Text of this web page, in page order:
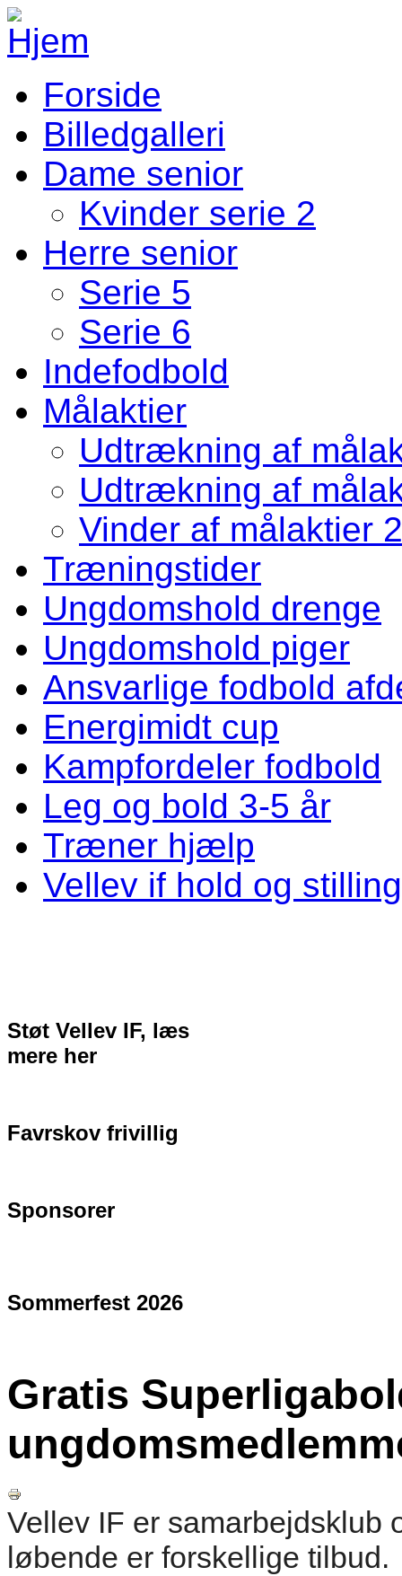
Gå til hovedindhold
Fodbold Menu
Forside
Billedgalleri
Dame senior
Kvinder serie 2
Herre senior
Serie 5
Serie 6
Indefodbold
Målaktier
Udtrækning af
Udtrækning af
Vinder af målaktier
Træningstider
Ungdomshold drenge
Ungdomshold piger
Ansvarlige fodbold
Energimidt cup
Kampfordeler fodbold
Leg og bold 3-5 år
Træner hjælp
Vellev if hold og
Støt Vellev IF, læs
mere her
Favrskov frivillig
Sponsorer
Sommerfest 2026
Gratis
Vellev IF er samarbejdsklub
løbende er forskellige tilbud.